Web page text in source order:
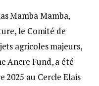
Mamba Mamba,
le Comité de
agricoles majeurs,
Ancre Fund, a été
2025 au Cercle Elais